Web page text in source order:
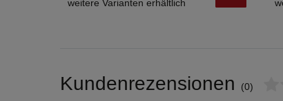
weitere Varianten erhältlich
Kundenrezensionen (0)